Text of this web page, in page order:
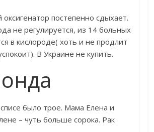
постепенно сдыхает.
не регулируется, из 14 больных
в кислороде( хоть и не продлит
В Украине не купить.
было трое. Мама Елена и
– чуть больше сорока. Рак